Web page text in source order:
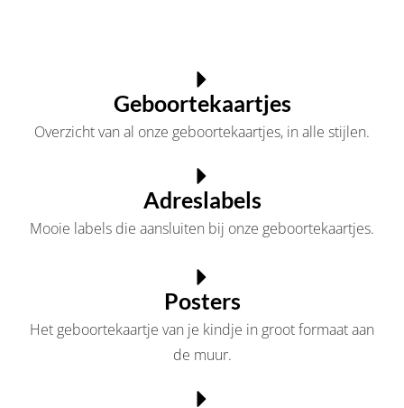
Geboortekaartjes
Overzicht van al onze geboortekaartjes, in alle stijlen.
Adreslabels
Mooie labels die aansluiten bij onze geboortekaartjes.
Posters
Het geboortekaartje van je kindje in groot formaat aan
de muur.